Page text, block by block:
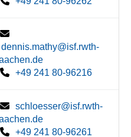
dennis.mathy@isf.rwth-
+49 241 80-96216
schloesser@isf.rwth-
+49 241 80-96261